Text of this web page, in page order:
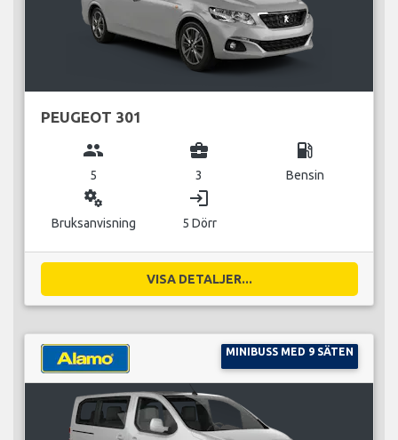
PEUGEOT 301
group
5
business_center
3
local_gas_station
Bensin
miscellaneous_services
Bruksanvisning
login
5 Dörr
VISA DETALJER...
MINIBUSS MED 9 SÄTEN